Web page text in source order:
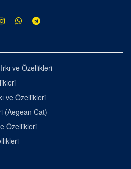
ve Özellikleri
ve Özellikleri
(Aegean Cat)
Özellikleri